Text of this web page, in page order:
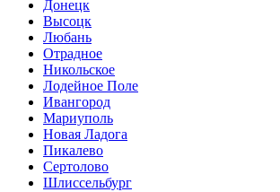
Донецк
Высоцк
Любань
Отрадное
Никольское
Лодейное Поле
Ивангород
Мариуполь
Новая Ладога
Пикалево
Сертолово
Шлиссельбург